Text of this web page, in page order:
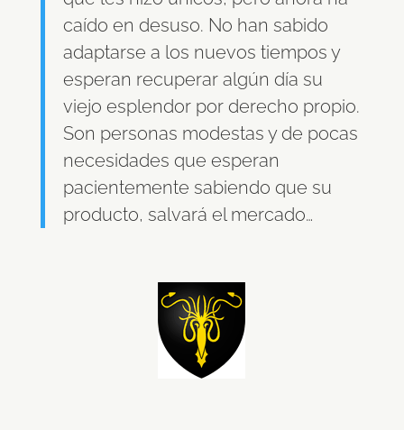
caído en desuso. No han sabido
adaptarse a los nuevos tiempos y
esperan recuperar algún día su
viejo esplendor por derecho propio.
Son personas modestas y de pocas
necesidades que esperan
pacientemente sabiendo que su
producto, salvará el mercado…